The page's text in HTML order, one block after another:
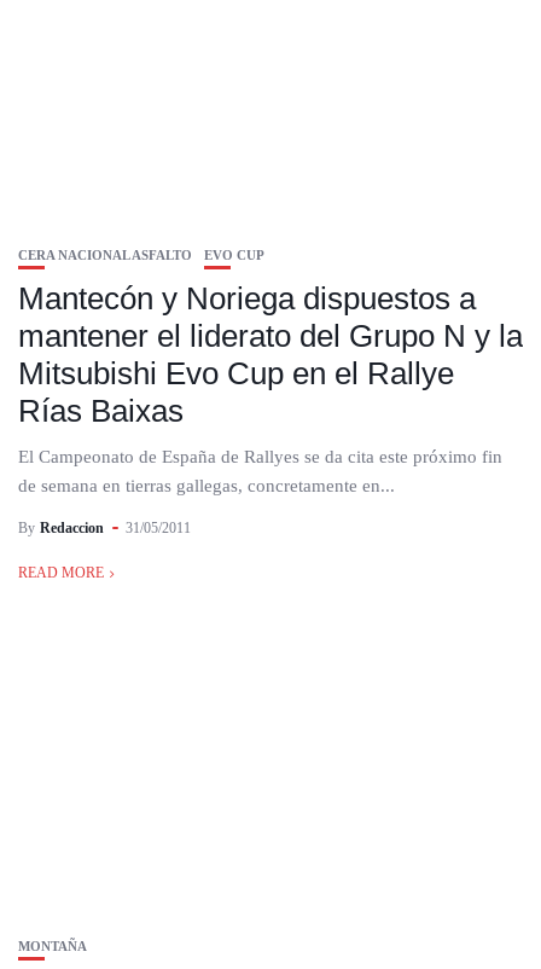
CERA NACIONAL ASFALTO EVO CUP
Mantecón y Noriega dispuestos a
mantener el liderato del Grupo N y la
Mitsubishi Evo Cup en el Rallye
Rías Baixas
El Campeonato de España de Rallyes se da cita este próximo fin
de semana en tierras gallegas, concretamente en...
By Redaccion 31/05/2011
READ MORE
MONTAÑA